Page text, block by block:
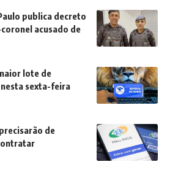
publica decreto
acusado de
lote de
sexta-feira
de